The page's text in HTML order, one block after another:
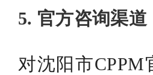
5. 官方咨询渠道
对沈阳市